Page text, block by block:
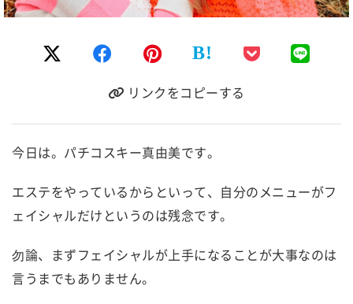
B!
リンクをコピーする
今日は。パチコスキー真由美です。
エステをやっているからといって、自分のメニューがフ
ェイシャルだけというのは残念です。
勿論、まずフェイシャルが上手になることが大事なのは
言うまでもありません。